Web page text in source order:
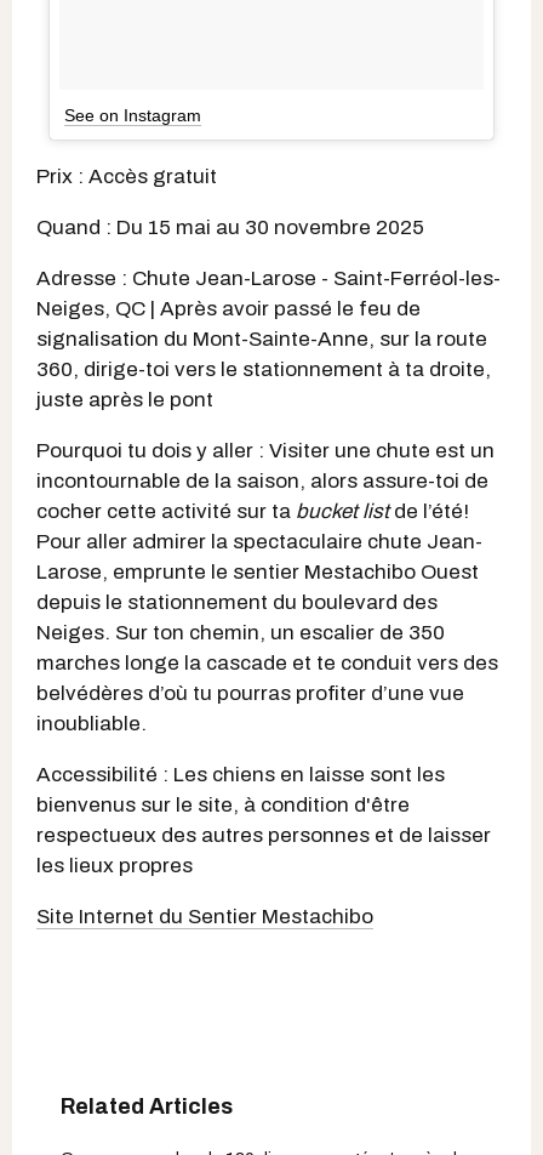
See on Instagram
Prix : Accès gratuit
Quand : Du 15 mai au 30 novembre 2025
Adresse : Chute Jean-Larose - Saint-Ferréol-les-
Neiges, QC | Après avoir passé le feu de
signalisation du Mont-Sainte-Anne, sur la route
360, dirige-toi vers le stationnement à ta droite,
juste après le pont
Pourquoi tu dois y aller : Visiter une chute est un
incontournable de la saison, alors assure-toi de
cocher cette activité sur ta bucket listde l’été!
Pour aller admirer la spectaculaire chute Jean-
Larose, emprunte le sentier Mestachibo Ouest
depuis le stationnement du boulevard des
Neiges. Sur ton chemin, un escalier de 350
marches longe la cascade et te conduit vers des
belvédères d’où tu pourras profiter d’une vue
inoubliable.
Accessibilité : Les chiens en laisse sont les
bienvenus sur le site, à condition d'être
respectueux des autres personnes et de laisser
les lieux propres
Site Internet du Sentier Mestachibo